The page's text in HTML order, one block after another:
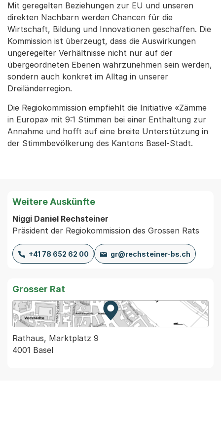
Mit geregelten Beziehungen zur EU und unseren
direkten Nachbarn werden Chancen für die
Wirtschaft, Bildung und Innovationen geschaffen. Die
Kommission ist überzeugt, dass die Auswirkungen
ungeregelter Verhältnisse nicht nur auf der
übergeordneten Ebenen wahrzunehmen sein werden,
sondern auch konkret im Alltag in unserer
Dreiländerregion.
Die Regiokommission empfiehlt die Initiative «Zämme
in Europa» mit 9:1 Stimmen bei einer Enthaltung zur
Annahme und hofft auf eine breite Unterstützung in
der Stimmbevölkerung des Kantons Basel-Stadt.
Weitere Auskünfte
Niggi Daniel Rechsteiner
Präsident der Regiokommission des Grossen Rats
+41 78 652 62 00 gr@rechsteiner-bs.ch
Grosser Rat
Zur Karte von MapBS.
Externer Link, wird in einem
Rathaus, Marktplatz 9
4001 Basel